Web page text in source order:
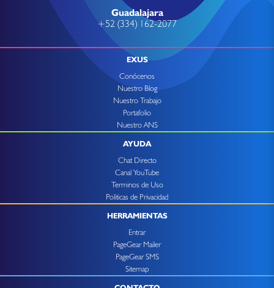
Guadalajara
+52 (334) 162-2077
EXUS
Conócenos
Nuestro Blog
Nuestro Trabajo
Portafolio
Nuestro ANS
AYUDA
Chat Directo
Canal YouTube
Terminos de Uso
Politicas de Privacidad
HERRAMIENTAS
Entrar
PageGear Mailer
PageGear SMS
Sitemap